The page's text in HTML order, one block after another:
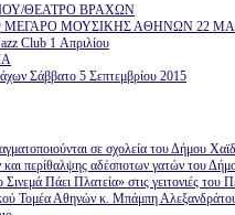
ΘΕΑΤΡΟ ΒΡΑΧΩΝ
ΜΟΥΣΙΚΗΣ ΑΘΗΝΩΝ 22
Club 1 Απριλίου
Σάββατο 5 Σεπτεμβρίου 2015
σε σχολεία του Δήμου
περίθαλψης αδέσποτων γατών του
Πάει Πλατεία» στις γειτονιές του
Τομέα Αθηνών κ. Μπάμπη